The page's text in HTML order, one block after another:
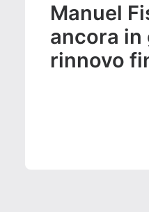
Manuel
ancora in
rinnovo